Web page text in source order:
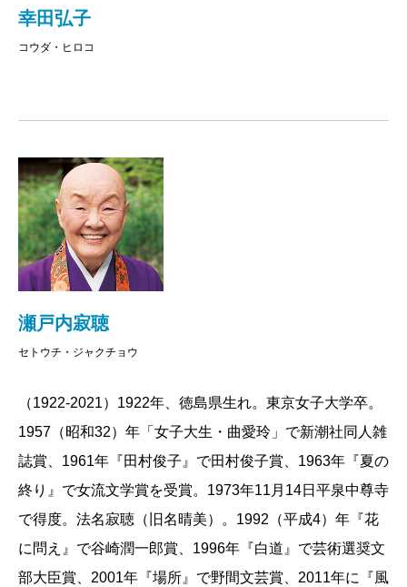
幸田弘子
コウダ・ヒロコ
瀬戸内寂聴
セトウチ・ジャクチョウ
（1922-2021）1922年、徳島県生れ。東京女子大学卒。
1957（昭和32）年「女子大生・曲愛玲」で新潮社同人雑
誌賞、1961年『田村俊子』で田村俊子賞、1963年『夏の
終り』で女流文学賞を受賞。1973年11月14日平泉中尊寺
で得度。法名寂聴（旧名晴美）。1992（平成4）年『花
に問え』で谷崎潤一郎賞、1996年『白道』で芸術選奨文
部大臣賞、2001年『場所』で野間文芸賞、2011年に『風